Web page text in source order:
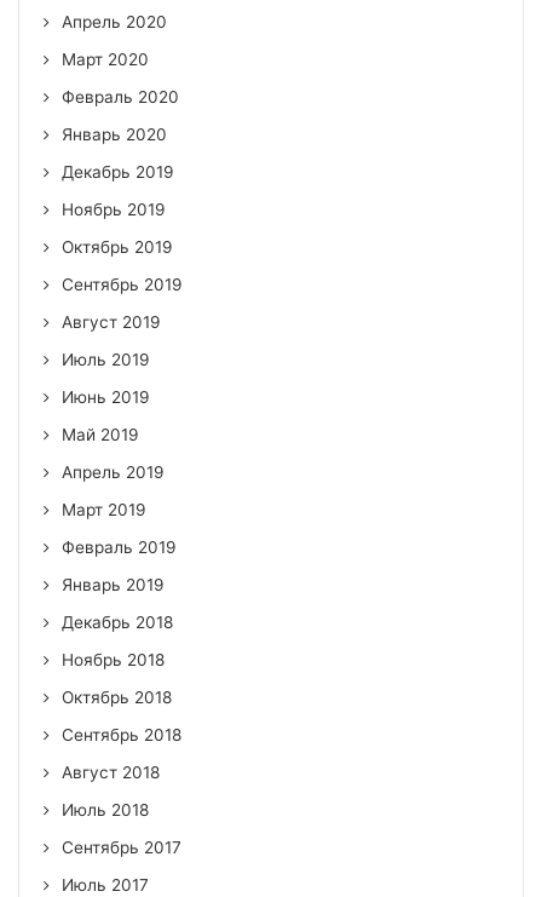
Апрель 2020
Март 2020
Февраль 2020
Январь 2020
Декабрь 2019
Ноябрь 2019
Октябрь 2019
Сентябрь 2019
Август 2019
Июль 2019
Июнь 2019
Май 2019
Апрель 2019
Март 2019
Февраль 2019
Январь 2019
Декабрь 2018
Ноябрь 2018
Октябрь 2018
Сентябрь 2018
Август 2018
Июль 2018
Сентябрь 2017
Июль 2017